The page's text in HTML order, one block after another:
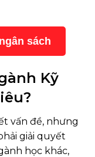
sách
Kỹ
vấn đề, nhưng
giải quyết
học khác,